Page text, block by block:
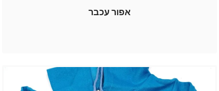
אפור עכבר